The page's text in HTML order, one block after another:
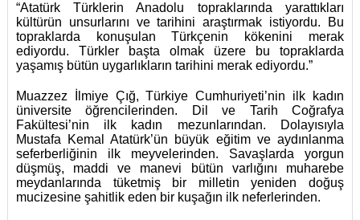
“Atatürk Türklerin Anadolu topraklarında yarattıkları
kültürün unsurlarını ve tarihini araştırmak istiyordu. Bu
topraklarda konuşulan Türkçenin kökenini merak
ediyordu. Türkler başta olmak üzere bu topraklarda
yaşamış bütün uygarlıkların tarihini merak ediyordu.”
Muazzez İlmiye Çığ, Türkiye Cumhuriyeti’nin ilk kadın
üniversite öğrencilerinden. Dil ve Tarih Coğrafya
Fakültesi’nin ilk kadın mezunlarından. Dolayısıyla
Mustafa Kemal Atatürk’ün büyük eğitim ve aydınlanma
seferberliğinin ilk meyvelerinden. Savaşlarda yorgun
düşmüş, maddi ve manevi bütün varlığını muharebe
meydanlarında tüketmiş bir milletin yeniden doğuş
mucizesine şahitlik eden bir kuşağın ilk neferlerinden.